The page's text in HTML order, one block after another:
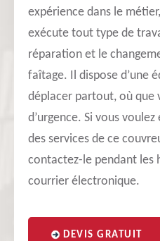
expérience dans le
exécute tout type de
réparation et le
faîtage. Il dispose d’une
déplacer partout, où que
d’urgence. Si vous
des services de ce
contactez-le pendant les
courrier électronique.
DEVIS GRATUIT